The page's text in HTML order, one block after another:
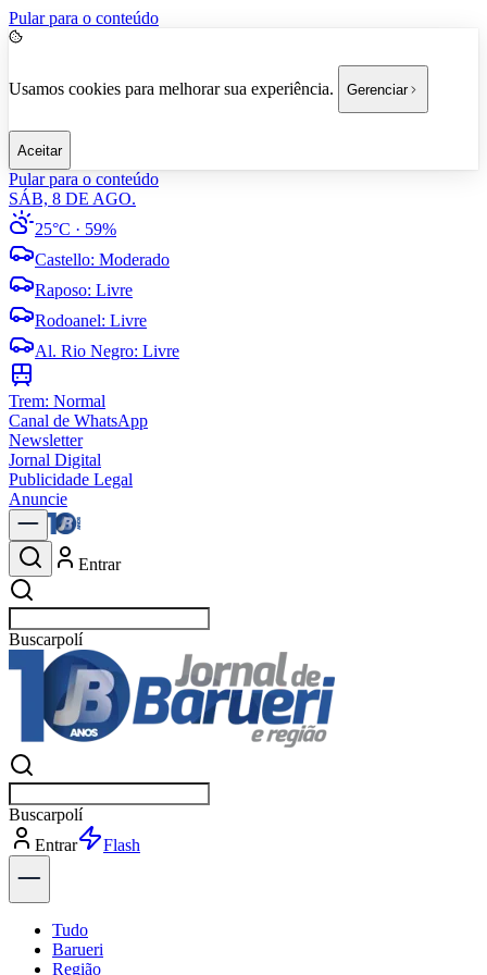
Pular para o conteúdo
Usamos cookies para melhorar sua experiência. Gerenciar
Aceitar
Pular para o conteúdo
SÁB, 8 DE AGO.
25°C · 59%
Castello: Moderado
Raposo: Livre
Rodoanel: Livre
Al. Rio Negro: Livre
Trem: Normal
Canal de WhatsApp
Newsletter
Jornal Digital
Publicidade Legal
Anuncie
Entrar
Buscarnotícias em Baru
Buscarnotícias em Baru
Entrar
Explorar
Tudo
Barueri
Região